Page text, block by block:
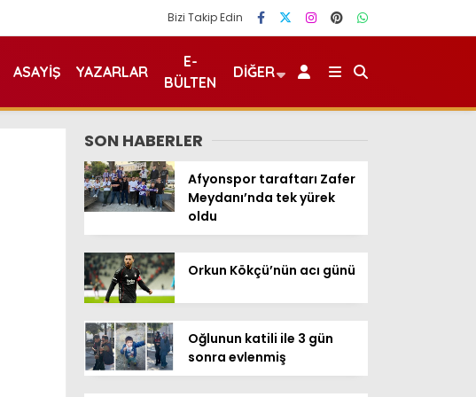
Bizi Takip Edin
ASAYIŞ YAZARLAR
E-
BÜLTEN
DIĞER
SON HABERLER
Afyonspor taraftarı Zafer
Meydanı’nda tek yürek
oldu
Orkun Kökçü’nün acı günü
Oğlunun katili ile 3 gün
sonra evlenmiş